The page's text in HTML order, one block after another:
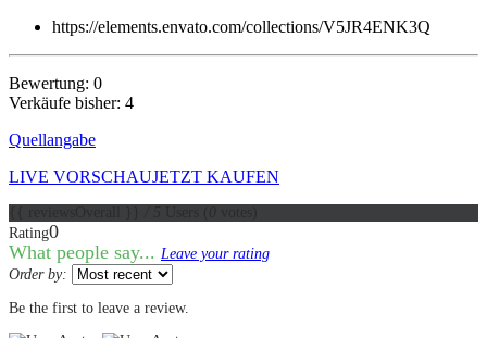
https://elements.envato.com/collections/V5JR4ENK3Q
Bewertung: 0
Verkäufe bisher: 4
Quellangabe
LIVE VORSCHAUJETZT KAUFEN
Rating0
What people say... Leave your rating
Order by:
Be the first to leave a review.